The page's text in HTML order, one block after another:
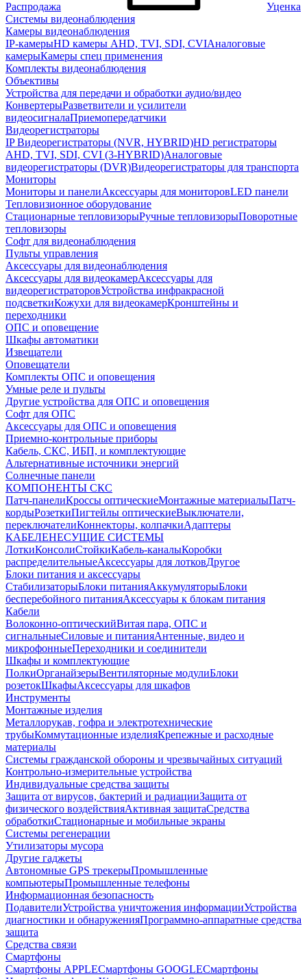
Распродажа
Уценка
Системы видеонаблюдения
Камеры видеонаблюдения
IP-камерыHD камеры AHD, TVI, SDI, CVIАналоговые
камерыКамеры спец применения
Комплекты видеонаблюдения
Объективы
Устройства для передачи и обработки аудио/видео
КонвертерыРазветвители и усилители
видеосигналаПриемопередатчики
Видеорегистраторы
IP Видеорегистраторы (NVR, HYBRID)HD регистраторы
AHD, TVI, SDI, CVI (3-HYBRID)Аналоговые
видеорегистраторы (DVR)Видеорегистраторы для транспорта
Мониторы
Мониторы и панелиАксессуары для мониторовLED панели
Тепловизионное оборудование
Стационарные тепловизорыРучные тепловизорыПоворотные
тепловизоры
Софт для видеонаблюдения
Пульты управления
Аксессуары для видеонаблюдения
Аксессуары для видеокамерАксессуары для
видеорегистраторовУстройства инфракрасной
подсветкиКожухи для видеокамерКронштейны и
переходники
ОПС и оповещение
Шкафы автоматики
Извещатели
Оповещатели
Комплекты ОПС и оповещения
Умные реле и пульты
Другие устройства для ОПС и оповещения
Софт для ОПС
Аксессуары для ОПС и оповещения
Приемно-контрольные приборы
Кабель, СКС, ИБП, и комплектующие
Альтернативные источники энергий
Солнечные панели
КОМПОНЕНТЫ СКС
Патч-панелиКроссы оптическиеМонтажные материалыПатч-
кордыРозеткиПигтейлы оптическиеВыключатели,
переключателиКоннекторы, колпачкиАдаптеры
КАБЕЛЕНЕСУЩИЕ СИСТЕМЫ
ЛоткиКонсолиСтойкиКабель-каналыКоробки
распределительныеАксессуары для лотковДругое
Блоки питания и аксессуары
СтабилизаторыБлоки питанияАккумуляторыБлоки
бесперебойного питанияАксессуары к блокам питания
Кабели
Волоконно-оптическийВитая пара, ОПС и
сигнальныеСиловые и питанияАнтенные, видео и
микрофонныеПереходники и соединители
Шкафы и комплектующие
ПолкиОрганайзерыВентиляторные модулиБлоки
розетокШкафыАксессуары для шкафов
Инструменты
Монтажные изделия
Металлорукав, гофра и электротехнические
трубыКоммутационные изделияКрепежные и расходные
материалы
Системы гражданской обороны и чрезвычайных ситуаций
Контрольно-измерительные устройства
Индивидуальные средства защиты
Защита от вирусов, бактерий и радиацииЗащита от
физического воздействияАктивная защитаСредства
обработкиСтационарные и мобильные экраны
Системы регенерации
Утилизаторы мусора
Другие гаджеты
Автономные GPS трекерыПромышленные
компьютерыПромышленные телефоны
Информационная безопасность
ПодавителиУстройства уничтожения информацииУстройства
диагностики и обнаруженияПрограммно-аппаратные средства
защита
Средства связи
Смартфоны
Смартфоны APPLEСмартфоны GOOGLEСмартфоны